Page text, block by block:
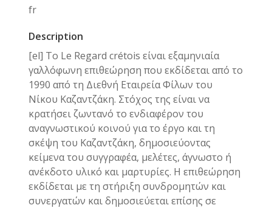
fr
Description
[el] Το Le Regard crétois είναι εξαμηνιαία
γαλλόφωνη επιθεώρηση που εκδίδεται από το
1990 από τη Διεθνή Εταιρεία Φίλων του
Νίκου Καζαντζάκη. Στόχος της είναι να
κρατήσει ζωντανό το ενδιαφέρον του
αναγνωστικού κοινού για το έργο και τη
σκέψη του Καζαντζάκη, δημοσιεύοντας
κείμενα του συγγραφέα, μελέτες, άγνωστο ή
ανέκδοτο υλικό και μαρτυρίες. Η επιθεώρηση
εκδίδεται με τη στήριξη συνδρομητών και
συνεργατών και δημοσιεύεται επίσης σε